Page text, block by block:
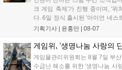
크 게임 축제'가 진행 중이며, '위
다. 6일 정식 출시된 '아이언 네스
세어 코브'가 호평받고 있습니다.
다. 유비소프트의 '고스트리콘: 와
데이트 '라스트 라이츠'와 함께
기획기사 | 윤홍만 08-07
게임위, '생명나눔 사랑의
게임물관리위원회는 8월 7일 부
수급난 해소를 위한 '생명나눔 사